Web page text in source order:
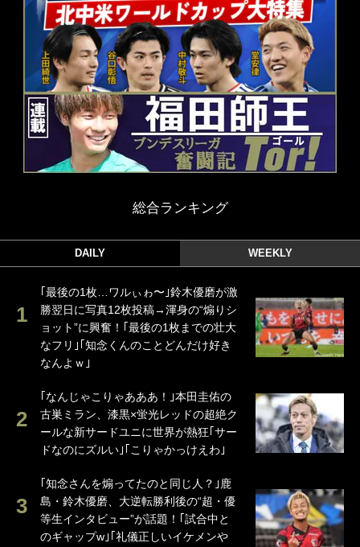
総合ランキング
DAILY WEEKLY
｢最後の1枚…ワルぃゎ〜｣鈴木優磨が激
勝翌日に写真12枚投稿→渾身の“煽りシ
ョット”に興奮！｢最後の1枚までの壮大
なフリ｣｢知念くんのことどんだけ好き
なんよｗ｣
｢なんじゃこりゃあああ！｣本田圭佑の
古巣ミラン、漆黒×蛍光レッドの超絶ク
ールな新サードユニに世界が熱狂｢サー
ドなのにズルい｣｢こりゃかっけえわ｣
｢知念さんを煽ってたのと同じ人？｣鹿
島・鈴木優磨、大逆転勝利後の“超・優
等生インタビュー”が話題！｢試合中と
のギャップw｣｢礼儀正しいイケメンや